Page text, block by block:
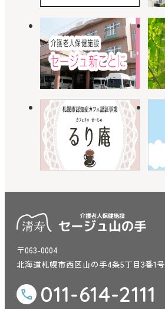
〒063-0004
北海道札幌市西区山の手4条5丁目3番1号
011-614-2111